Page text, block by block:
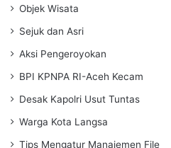
Objek Wisata
Sejuk dan Asri
Aksi Pengeroyokan
BPI KPNPA RI-Aceh Kecam
Desak Kapolri Usut Tuntas
Warga Kota Langsa
Tips Mengatur Manajemen File